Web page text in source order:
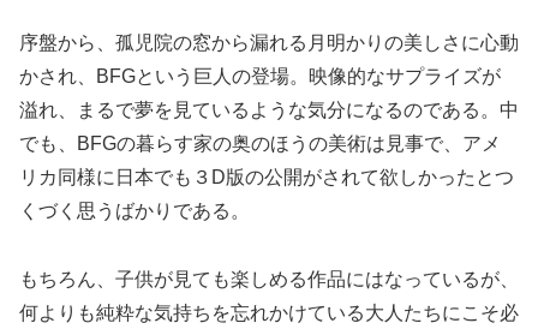
序盤から、孤児院の窓から漏れる月明かりの美しさに心動
かされ、BFGという巨人の登場。映像的なサプライズが
溢れ、まるで夢を見ているような気分になるのである。中
でも、BFGの暮らす家の奥のほうの美術は見事で、アメ
リカ同様に日本でも３D版の公開がされて欲しかったとつ
くづく思うばかりである。
もちろん、子供が見ても楽しめる作品にはなっているが、
何よりも純粋な気持ちを忘れかけている大人たちにこそ必